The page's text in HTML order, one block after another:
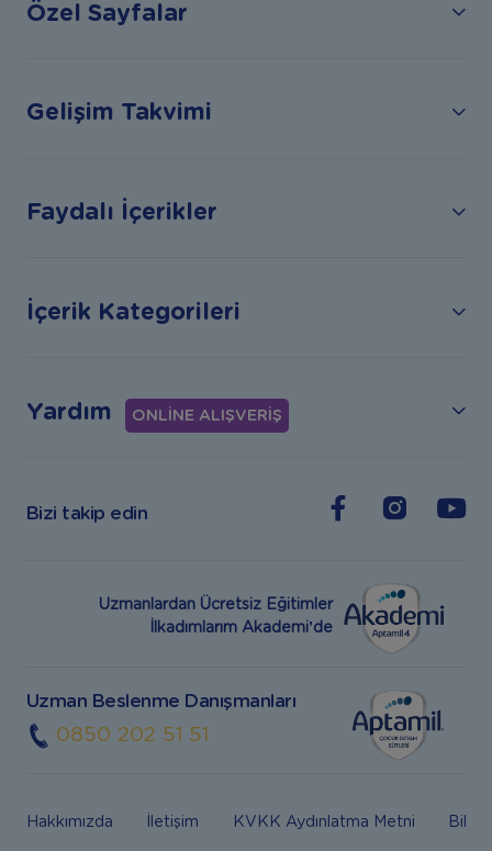
Özel Sayfalar
Gelişim Takvimi
Faydalı İçerikler
İçerik Kategorileri
Yardım ONLİNE ALIŞVERİŞ
Bizi takip edin
Uzmanlardan Ücretsiz Eğitimler
İlkadımlarım Akademi’de
Uzman Beslenme Danışmanları
0850 202 51 51
Hakkımızda İletişim KVKK Aydınlatma Metni Bilgi